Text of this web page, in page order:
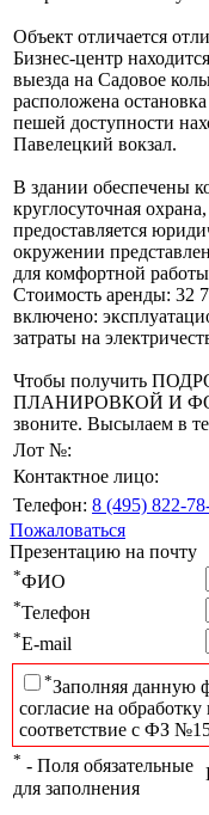
Объект отличается
Бизнес-центр
выезда на Садовое
расположена
пешей доступности
Павелецкий вокзал.
В здании обеспечены
круглосуточная
предоставляется
окружении
для комфортной
Стоимость аренды: 32
включено:
затраты на
Чтобы получить
ПЛАНИРОВКОЙ И
звоните. Высылаем в
Лот №:
Контактное лицо:
Телефон: 8 (495) 822-
Пожаловаться
Презентацию на почту
*ФИО
*Телефон
*E-mail
*Заполняя данную
согласие на
соответствие с ФЗ
* - Поля обязательные
для заполнения